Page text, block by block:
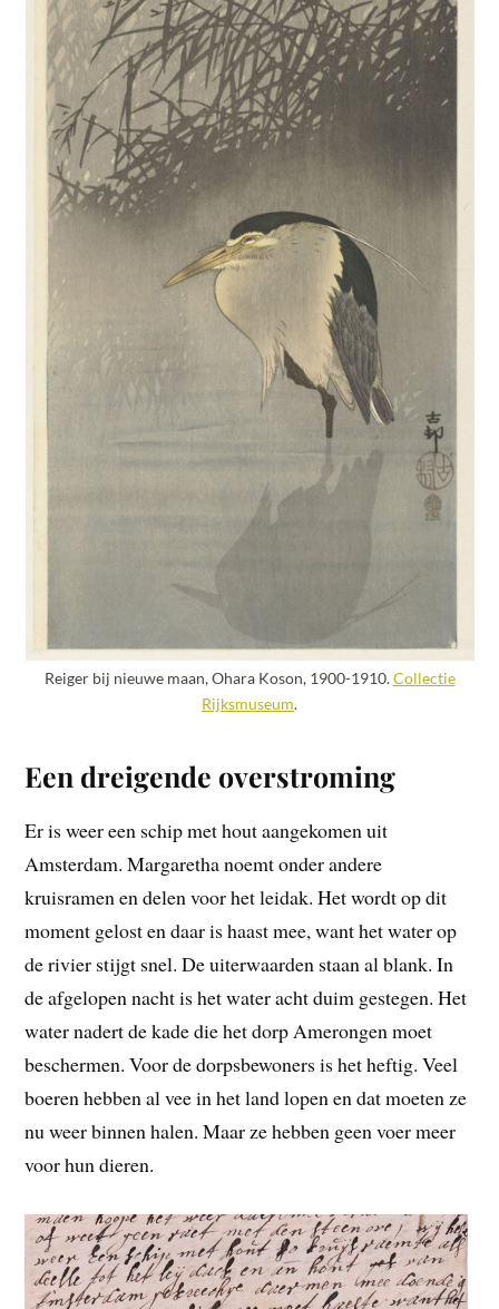
Reiger bij nieuwe maan, Ohara Koson, 1900-1910.Collectie
Rijksmuseum.
Een dreigende overstroming
Er is weer een schip met hout aangekomen uit
Amsterdam. Margaretha noemt onder andere
kruisramen en delen voor het leidak. Het wordt op dit
moment gelost en daar is haast mee, want het water op
de rivier stijgt snel. De uiterwaarden staan al blank. In
de afgelopen nacht is het water acht duim gestegen. Het
water nadert de kade die het dorp Amerongen moet
beschermen. Voor de dorpsbewoners is het heftig. Veel
boeren hebben al vee in het land lopen en dat moeten ze
nu weer binnen halen. Maar ze hebben geen voer meer
voor hun dieren.